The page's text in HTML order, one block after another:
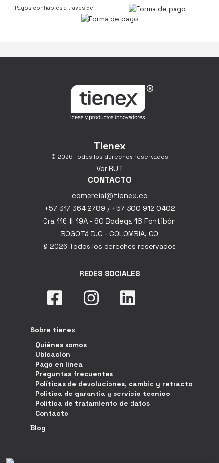
Pagos confiables a través de
Tienex
© 2026 Todos los derechos reservados
Ver RUT
CONTACTO
comercial@tienex.co
+57 317 364 2789 / +57 300 912 0402
Cra 116 # 19A - 60 Bodega 18 Fontibón
BOGOTá D.C - COLOMBIA, CO
© 2026 Todos los derechos reservados
REDES SOCIALES
Sobre tienex
Quiénes somos
Ubicación
Pago en línea
Preguntas frecuentes
Políticas de devoluciones, cambio y retracto
Politica de garantia y servicio tecnico
Política de tratamiento de datos
Contacto
Blog